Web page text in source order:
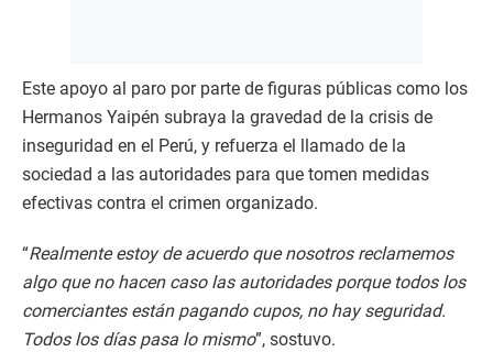
Este apoyo al paro por parte de figuras públicas como los
Hermanos Yaipén subraya la gravedad de la crisis de
inseguridad en el Perú, y refuerza el llamado de la
sociedad a las autoridades para que tomen medidas
efectivas contra el crimen organizado.
“Realmente estoy de acuerdo que nosotros reclamemos
algo que no hacen caso las autoridades porque todos los
comerciantes están pagando cupos, no hay seguridad.
Todos los días pasa lo mismo”, sostuvo.